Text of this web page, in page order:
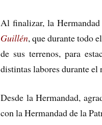
Al finalizar, la
Guillén, que durante todo
de sus terrenos, para
distintas labores durante el
Desde la Hermandad,
con la Hermandad de la